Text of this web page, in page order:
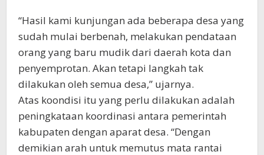
“Hasil kami kunjungan ada beberapa desa yang
sudah mulai berbenah, melakukan pendataan
orang yang baru mudik dari daerah kota dan
penyemprotan. Akan tetapi langkah tak
dilakukan oleh semua desa,” ujarnya.
Atas koondisi itu yang perlu dilakukan adalah
peningkataan koordinasi antara pemerintah
kabupaten dengan aparat desa. “Dengan
demikian arah untuk memutus mata rantai